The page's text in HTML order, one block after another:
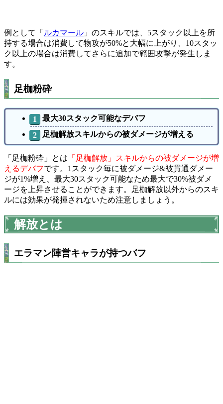
例として「 ルカマール 」のスキルでは、5スタック以上を所
持する場合は消費して物攻が50%と大幅に上がり、10スタッ
ク以上の場合は消費してさらに追加で範囲攻撃が発生しま
す。
足枷粉砕
最大30スタック可能なデバフ
足枷解放スキルからの被ダメージが増える
「足枷粉砕」とは 「足枷解放」スキルからの被ダメージが増
えるデバフです。1スタック毎に被ダメージ&被貫通ダメー
ジが1%増え、最大30スタック可能なため最大で30%被ダメ
ージを上昇させることができます。足枷解放以外からのスキ
ルには効果が発揮されないため注意しましょう。
解放とは
エラマン陣営キャラが持つバフ